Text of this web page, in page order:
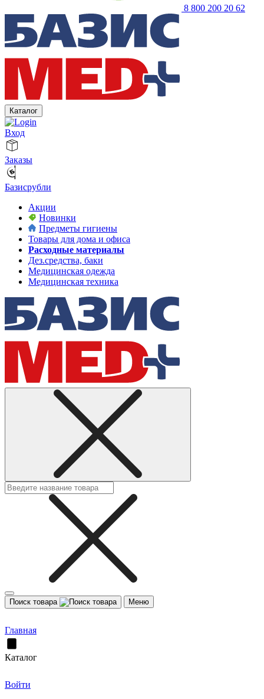
8 800 200 20 62
Каталог
Вход
Заказы
Базисрубли
Акции
Новинки
Предметы гигиены
Товары для дома и офиса
Расходные материалы
Дез.средства, баки
Медицинская одежда
Медицинская техника
Поиск товара Меню
Главная
Каталог
Войти